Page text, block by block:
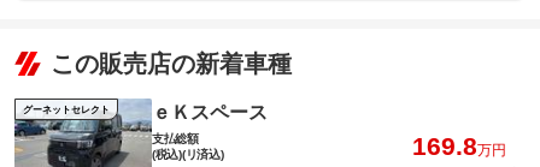
この販売店の新着車種
グーネットセレクト ｅＫスペース
支払総額
(税込)(リ済込)
169.8万円